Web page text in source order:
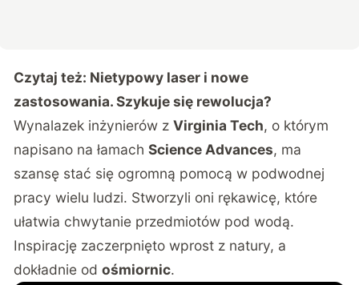
Czytaj też: Nietypowy laser i nowe
zastosowania. Szykuje się rewolucja?
Wynalazek inżynierów zVirginia Tech, o którym
napisano na łamachScience Advances, ma
szansę stać się ogromną pomocą w podwodnej
pracy wielu ludzi. Stworzyli oni rękawicę, które
ułatwia chwytanie przedmiotów pod wodą.
Inspirację zaczerpnięto wprost z natury, a
dokładnie odośmiornic.